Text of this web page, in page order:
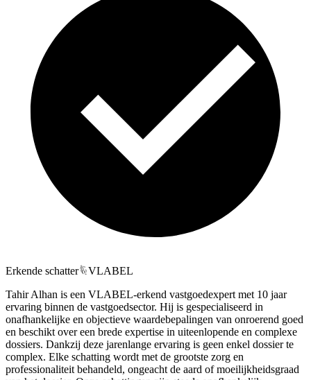
Erkende schatter
VLABEL
Tahir Alhan is een VLABEL-erkend vastgoedexpert met 10 jaar
ervaring binnen de vastgoedsector. Hij is gespecialiseerd in
onafhankelijke en objectieve waardebepalingen van onroerend goed
en beschikt over een brede expertise in uiteenlopende en complexe
dossiers. Dankzij deze jarenlange ervaring is geen enkel dossier te
complex. Elke schatting wordt met de grootste zorg en
professionaliteit behandeld, ongeacht de aard of moeilijkheidsgraad